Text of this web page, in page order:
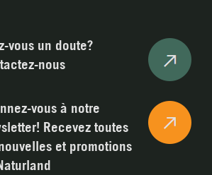
vous un doute?
nous
vous à notre
Recevez toutes
et promotions